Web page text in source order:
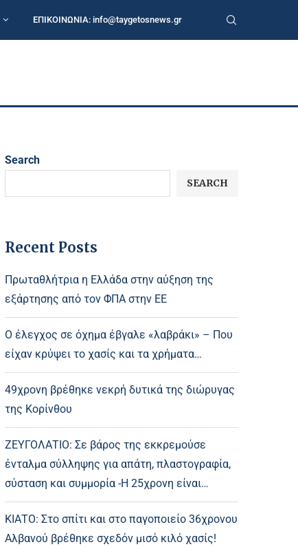
ΕΠΙΚΟΙΝΩΝΙΑ: info@taygetosnews.gr
Search
SEARCH
Recent Posts
Πρωταθλήτρια η Ελλάδα στην αύξηση της
εξάρτησης από τον ΦΠΑ στην ΕΕ
Ο έλεγχος σε όχημα έβγαλε «λαβράκι» – Που
είχαν κρύψει το χασίς και τα χρήματα…
49χρονη βρέθηκε νεκρή δυτικά της διώρυγας
της Κορίνθου
ΖΕΥΓΟΛΑΤΙΟ: Σε βάρος της εκκρεμούσε
ένταλμα σύλληψης για απάτη, πλαστογραφία,
σύσταση και συμμορία -Η 25χρονη είναι…
ΚΙΑΤΟ: Στο σπίτι και στο παγοποιείο 36χρονου
Αλβανού βρέθηκε σχεδόν μισό κιλό χασίς!